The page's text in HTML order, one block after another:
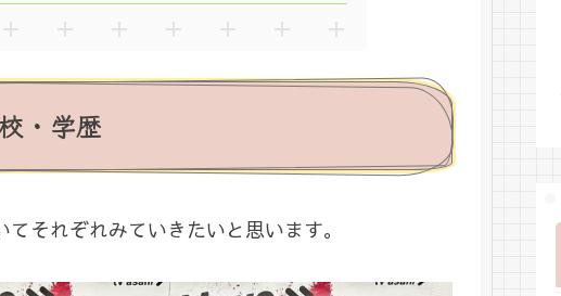
・学歴
それぞれみていきたいと思います。